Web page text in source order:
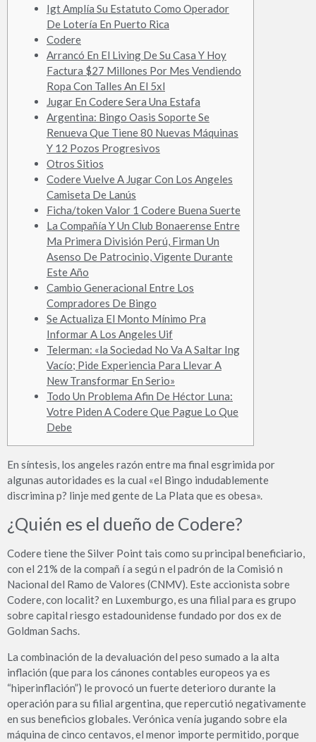
Igt Amplía Su Estatuto Como Operador
De Lotería En Puerto Rica
Codere
Arrancó En El Living De Su Casa Y Hoy
Factura $27 Millones Por Mes Vendiendo
Ropa Con Talles An El 5xl
Jugar En Codere Sera Una Estafa
Argentina: Bingo Oasis Soporte Se
Renueva Que Tiene 80 Nuevas Máquinas
Y 12 Pozos Progresivos
Otros Sitios
Codere Vuelve A Jugar Con Los Angeles
Camiseta De Lanús
Ficha/token Valor 1 Codere Buena Suerte
La Compañía Y Un Club Bonaerense Entre
Ma Primera División Perú, Firman Un
Asenso De Patrocinio, Vigente Durante
Este Año
Cambio Generacional Entre Los
Compradores De Bingo
Se Actualiza El Monto Mínimo Pra
Informar A Los Angeles Uif
Telerman: «la Sociedad No Va A Saltar Ing
Vacío; Pide Experiencia Para Llevar A
New Transformar En Serio»
Todo Un Problema Afin De Héctor Luna:
Votre Piden A Codere Que Pague Lo Que
Debe
En síntesis, los angeles razón entre ma final esgrimida por
algunas autoridades es la cual «el Bingo indudablemente
discrimina p? linje med gente de La Plata que es obesa».
¿Quién es el dueño de Codere?
Codere tiene the Silver Point tais como su principal beneficiario,
con el 21% de la compañ í a segú n el padrón de la Comisió n
Nacional del Ramo de Valores (CNMV). Este accionista sobre
Codere, con localit? en Luxemburgo, es una filial para es grupo
sobre capital riesgo estadounidense fundado por dos ex de
Goldman Sachs.
La combinación de la devaluación del peso sumado a la alta
inflación (que para los cánones contables europeos ya es
“hiperinflación”) le provocó un fuerte deterioro durante la
operación para su filial argentina, que repercutió negativamente
en sus beneficios globales. Verónica venía jugando sobre ela
máquina de cinco centavos, el menor importe permitido, porque